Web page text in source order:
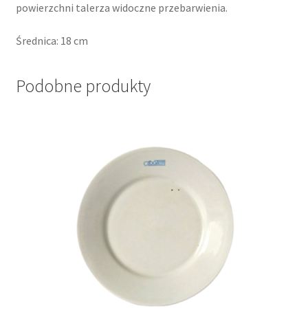
powierzchni talerza widoczne przebarwienia.
Średnica: 18 cm
Podobne produkty